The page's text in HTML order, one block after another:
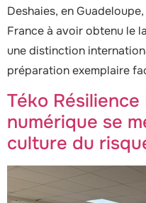
Deshaies, en
France à avoir obtenu le
une distinction
préparation exemplaire
Téko Résilience
numérique se
culture du